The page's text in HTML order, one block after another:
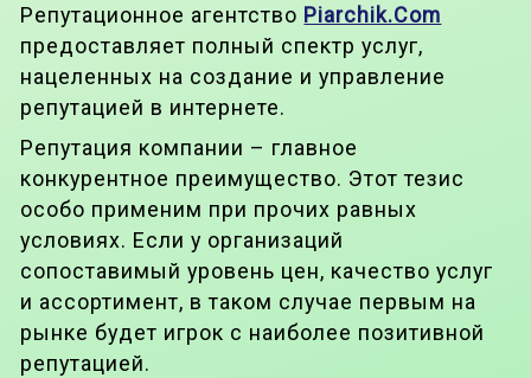
Репутационное агентство Piarchik.Com
предоставляет полный спектр услуг,
нацеленных на создание и управление
репутацией в интернете.
Репутация компании – главное
конкурентное преимущество. Этот тезис
особо применим при прочих равных
условиях. Если у организаций
сопоставимый уровень цен, качество услуг
и ассортимент, в таком случае первым на
рынке будет игрок с наиболее позитивной
репутацией.